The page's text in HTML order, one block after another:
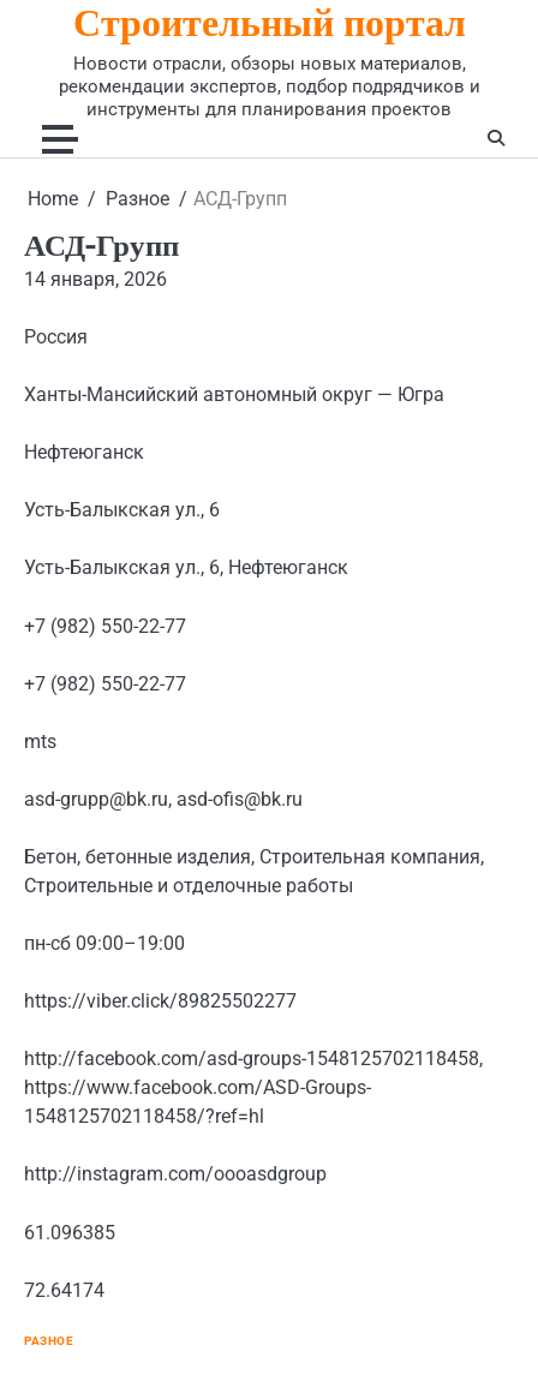
Строительный портал
Новости отрасли, обзоры новых материалов,
рекомендации экспертов, подбор подрядчиков и
инструменты для планирования проектов
Home Разное АСД-Групп
АСД-Групп
14 января, 2026
Россия
Ханты-Мансийский автономный округ — Югра
Нефтеюганск
Усть-Балыкская ул., 6
Усть-Балыкская ул., 6, Нефтеюганск
+7 (982) 550-22-77
+7 (982) 550-22-77
mts
asd-grupp@bk.ru, asd-ofis@bk.ru
Бетон, бетонные изделия, Строительная компания,
Строительные и отделочные работы
пн-сб 09:00–19:00
https://viber.click/89825502277
http://facebook.com/asd-groups-1548125702118458,
https://www.facebook.com/ASD-Groups-
1548125702118458/?ref=hl
http://instagram.com/oooasdgroup
61.096385
72.64174
РАЗНОЕ